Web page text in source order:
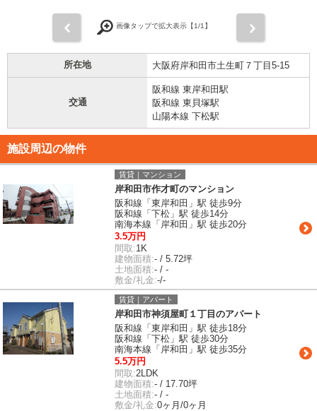
画像タップで拡大表示【1/1】
所在地 大阪府岸和田市土生町７丁目5-15
交通
阪和線 東岸和田駅
阪和線 東貝塚駅
山陽本線 下松駅
施設周辺の物件
賃貸｜マンション
岸和田市作才町のマンション
阪和線「東岸和田」駅 徒歩9分
阪和線「下松」駅 徒歩14分
南海本線「岸和田」駅 徒歩20分
3.5万円
間取:1K
建物面積:- / 5.72坪
土地面積:- / -
敷金/礼金:-/-
賃貸｜アパート
岸和田市神須屋町１丁目のアパート
阪和線「東岸和田」駅 徒歩18分
阪和線「下松」駅 徒歩30分
南海本線「岸和田」駅 徒歩35分
5.5万円
間取:2LDK
建物面積:- / 17.70坪
土地面積:- / -
敷金/礼金:0ヶ月/0ヶ月